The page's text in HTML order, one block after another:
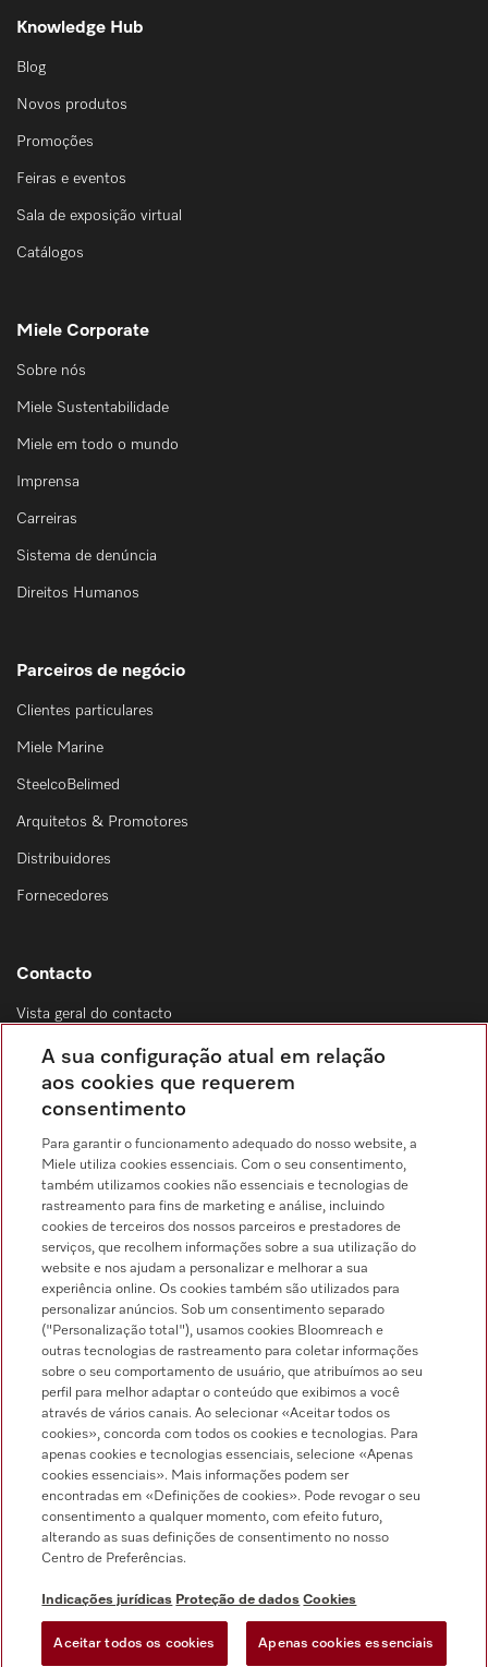
Knowledge Hub
Blog
Novos produtos
Promoções
Feiras e eventos
Sala de exposição virtual
Catálogos
Miele Corporate
Sobre nós
Miele Sustentabilidade
Miele em todo o mundo
Imprensa
Carreiras
Sistema de denúncia
Direitos Humanos
Parceiros de negócio
Clientes particulares
Miele Marine
SteelcoBelimed
Arquitetos & Promotores
Distribuidores
Fornecedores
Contacto
Vista geral do contacto
Distribuição & Serviço de assistência técnica
Chamada para a rede fixa, de acordo com o seu tarifário, em Portugal e em
Pesquisa de distribuidores
Siga a Miele Professional
Proteção de dados
Condições gerais
A sua configuração atual em relação
aos cookies que requerem
consentimento
Para garantir o funcionamento adequado do nosso website, a
Miele utiliza cookies essenciais. Com o seu consentimento,
também utilizamos cookies não essenciais e tecnologias de
rastreamento para fins de marketing e análise, incluindo
cookies de terceiros dos nossos parceiros e prestadores de
serviços, que recolhem informações sobre a sua utilização do
website e nos ajudam a personalizar e melhorar a sua
experiência online. Os cookies também são utilizados para
personalizar anúncios. Sob um consentimento separado
("Personalização total"), usamos cookies Bloomreach e
outras tecnologias de rastreamento para coletar informações
sobre o seu comportamento de usuário, que atribuímos ao seu
perfil para melhor adaptar o conteúdo que exibimos a você
através de vários canais. Ao selecionar «Aceitar todos os
cookies», concorda com todos os cookies e tecnologias. Para
apenas cookies e tecnologias essenciais, selecione «Apenas
cookies essenciais». Mais informações podem ser
encontradas em «Definições de cookies». Pode revogar o seu
consentimento a qualquer momento, com efeito futuro,
alterando as suas definições de consentimento no nosso
Centro de Preferências.
Indicações jurídicas Proteção de dados Cookies
Aceitar todos os cookies Apenas cookies essenciais